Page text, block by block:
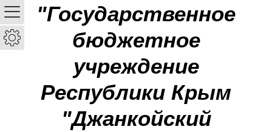
"Государственное
бюджетное
учреждение
Республики Крым
"Джанкойский